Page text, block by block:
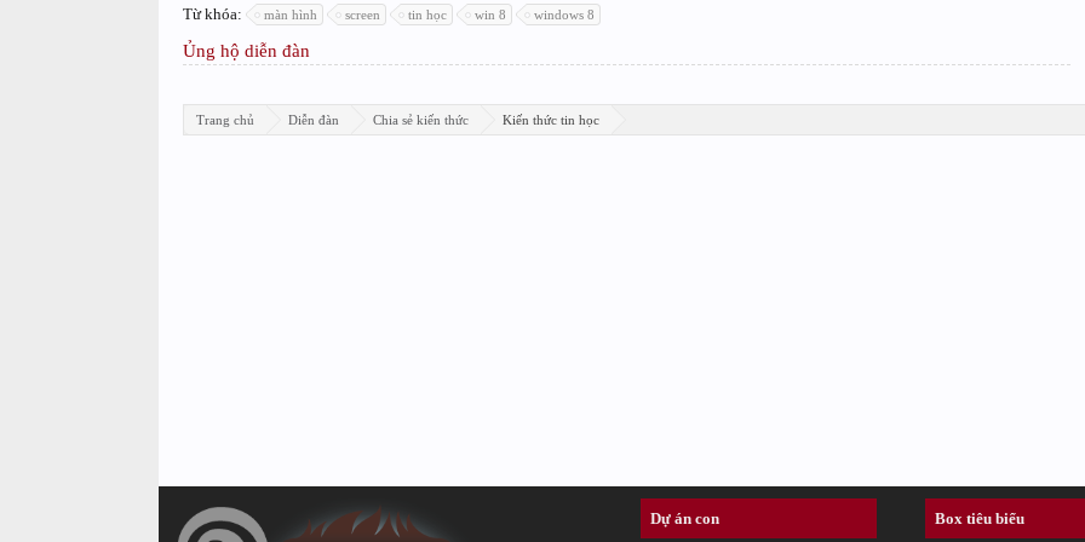
Từ khóa: màn hình screen tin học win 8 windows 8
Ủng hộ diễn đàn
Trang chủ Diễn đàn Chia sẻ kiến thức Kiến thức tin học
Dự án con Box tiêu biểu